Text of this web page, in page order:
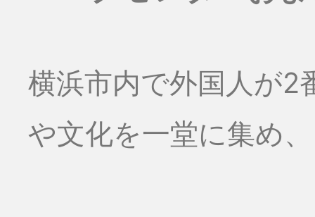
横浜市内で外国人が2
や文化を一堂に集め、